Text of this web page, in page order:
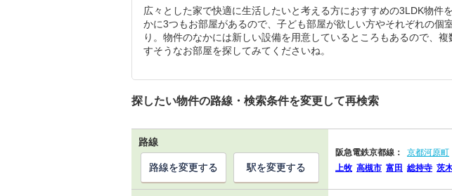
広々とした家で快適に生活したいと考える方におすすめの3LDK物件
かに3つもお部屋があるので、子ども部屋が欲しい方やそれぞれの個
り。物件のなかには新しい設備を用意しているところもあるので、
すそうなお部屋を探してみてくださいね。
探したい物件の路線・検索条件を変更して再検索
路線
阪急電鉄京都線： 京都河原町
上牧 高槻市 富田 総持寺 茨
路線を変更する 駅を変更する